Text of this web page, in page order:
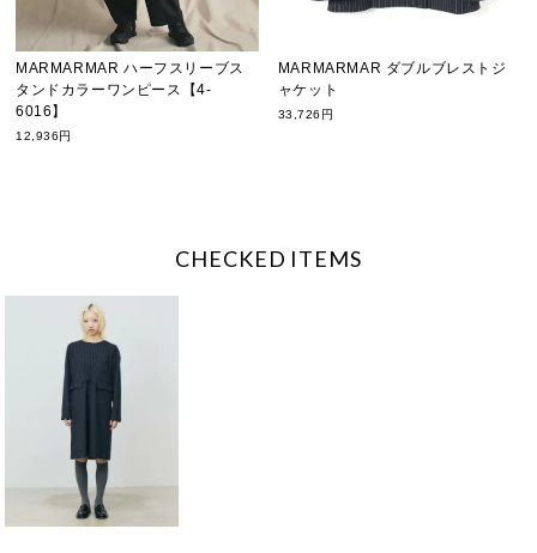
MARMARMAR ハーフスリーブス
タンドカラーワンピース【4-
6016】
12,936円
MARMARMAR ダブルブレストジ
ャケット
33,726円
CHECKED ITEMS